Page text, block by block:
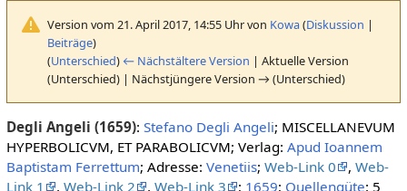
Version vom 21. April 2017, 14:55 Uhr von Kowa(Diskussion |
Beiträge)
(Unterschied) ← Nächstältere Version | Aktuelle Version
(Unterschied) | Nächstjüngere Version → (Unterschied)
Degli Angeli (1659): Stefano Degli Angeli; MISCELLANEVUM
HYPERBOLICVM, ET PARABOLICVM; Verlag: Apud Ioannem
Baptistam Ferrettum; Adresse: Venetiis; Web-Link 0 , Web-
Link 1
, Web-Link 2 , Web-Link 3 ; 1659; Quellengüte: 5